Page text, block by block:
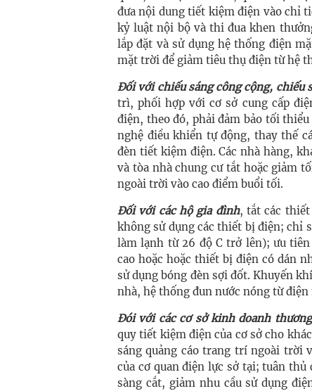
đưa nội dung tiết kiệm điện vào chỉ
kỷ luật nội bộ và thi đua khen
lắp đặt và sử dụng hệ thống điện
mặt trời để giảm tiêu thụ điện từ hệ
Đối với chiếu sáng công cộng, chiếu
trì, phối hợp với cơ sở cung cấp
điện, theo đó, phải đảm bảo tối
nghệ điều khiển tự động, thay thế
đèn tiết kiệm điện. Các nhà hàng,
và tòa nhà chung cư tắt hoặc giảm
ngoài trời vào cao điểm buổi tối.
Đối với các hộ gia đình, tắt các
không sử dụng các thiết bị điện; chỉ
làm lạnh từ 26 độ C trở lên); ưu
cao hoặc hoặc thiết bị điện có dán
sử dụng bóng đèn sợi đốt. Khuyến
nhà, hệ thống đun nước nóng từ
Đói với các cơ sở kinh doanh
quy tiết kiệm điện của cơ sở cho
sáng quảng cáo trang trí ngoài trời
của cơ quan điện lực sở tại; tuân
sàng cắt, giảm nhu cầu sử dụng